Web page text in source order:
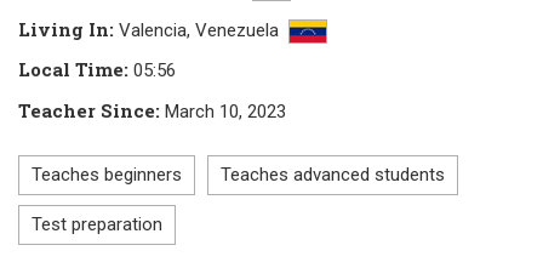
Living In: Valencia, Venezuela
Local Time: 05:56
Teacher Since: March 10, 2023
Teaches beginners Teaches advanced students
Test preparation